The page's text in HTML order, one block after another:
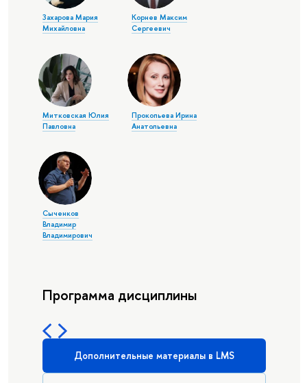
Захарова Мария
Михайловна
Корнев Максим
Сергеевич
Митковская Юлия
Павловна
Прокопьева Ирина
Анатольевна
Сыченков
Владимир
Владимирович
Программа дисциплины
Дополнительные материалы в LMS